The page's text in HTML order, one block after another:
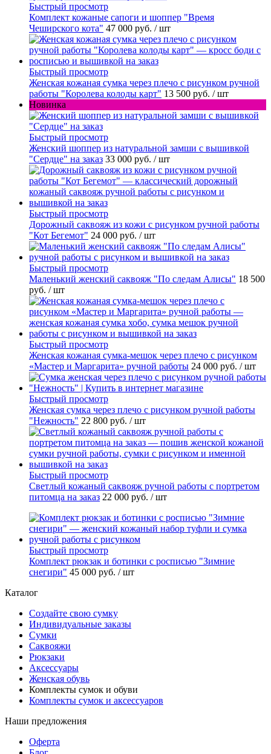
Быстрый просмотр
Комплект кожаные сапоги и шоппер "Время
Чеширского кота" 47 000 руб. / шт
Быстрый просмотр
Женская кожаная сумка через плечо с рисунком ручной
работы "Королева колоды карт" 13 500 руб. / шт
Новинка
Быстрый просмотр
Женский шоппер из натуральной замши с вышивкой
"Сердце" на заказ 33 000 руб. / шт
Быстрый просмотр
Дорожный саквояж из кожи с рисунком ручной работы
"Кот Бегемот" 24 000 руб. / шт
Быстрый просмотр
Маленький женский саквояж "По следам Алисы" 18 500
руб. / шт
Быстрый просмотр
Женская кожаная сумка-мешок через плечо с рисунком
«Мастер и Маргарита» ручной работы 24 000 руб. / шт
Быстрый просмотр
Женская сумка через плечо с рисунком ручной работы
"Нежность" 22 800 руб. / шт
Быстрый просмотр
Светлый кожаный саквояж ручной работы с портретом
питомца на заказ 22 000 руб. / шт
Быстрый просмотр
Комплект рюкзак и ботинки с росписью "Зимние
снегири" 45 000 руб. / шт
Каталог
Создайте свою сумку
Индивидуальные заказы
Сумки
Саквояжи
Рюкзаки
Аксессуары
Женская обувь
Комплекты сумок и обуви
Комплекты сумок и аксессуаров
Наши предложения
Оферта